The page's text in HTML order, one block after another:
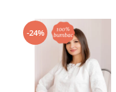
-24%